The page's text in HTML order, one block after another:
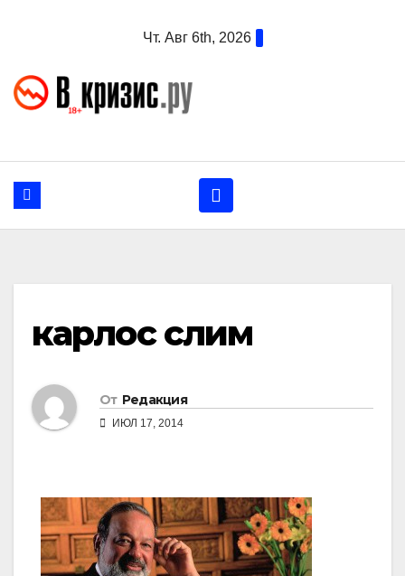
Чт. Авг 6th, 2026
карлос слим
От Редакция
ИЮЛ 17, 2014